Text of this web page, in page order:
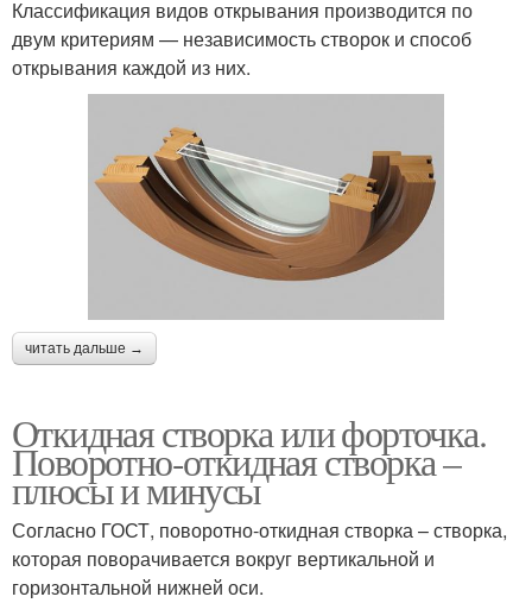
Классификация видов открывания производится по
двум критериям — независимость створок и способ
открывания каждой из них.
читать дальше →
Откидная створка или форточка.
Поворотно-откидная створка –
плюсы и минусы
Согласно ГОСТ, поворотно-откидная створка – створка,
которая поворачивается вокруг вертикальной и
горизонтальной нижней оси.